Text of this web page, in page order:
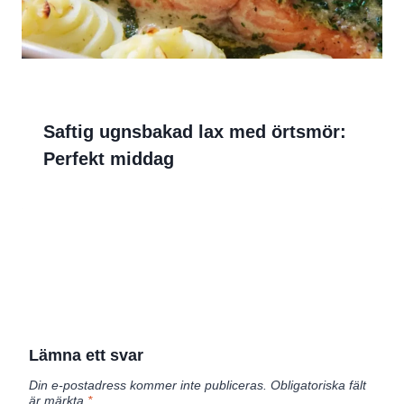
Saftig ugnsbakad lax med örtsmör:
Perfekt middag
Lämna ett svar
Din e-postadress kommer inte publiceras. Obligatoriska fält
är märkta *